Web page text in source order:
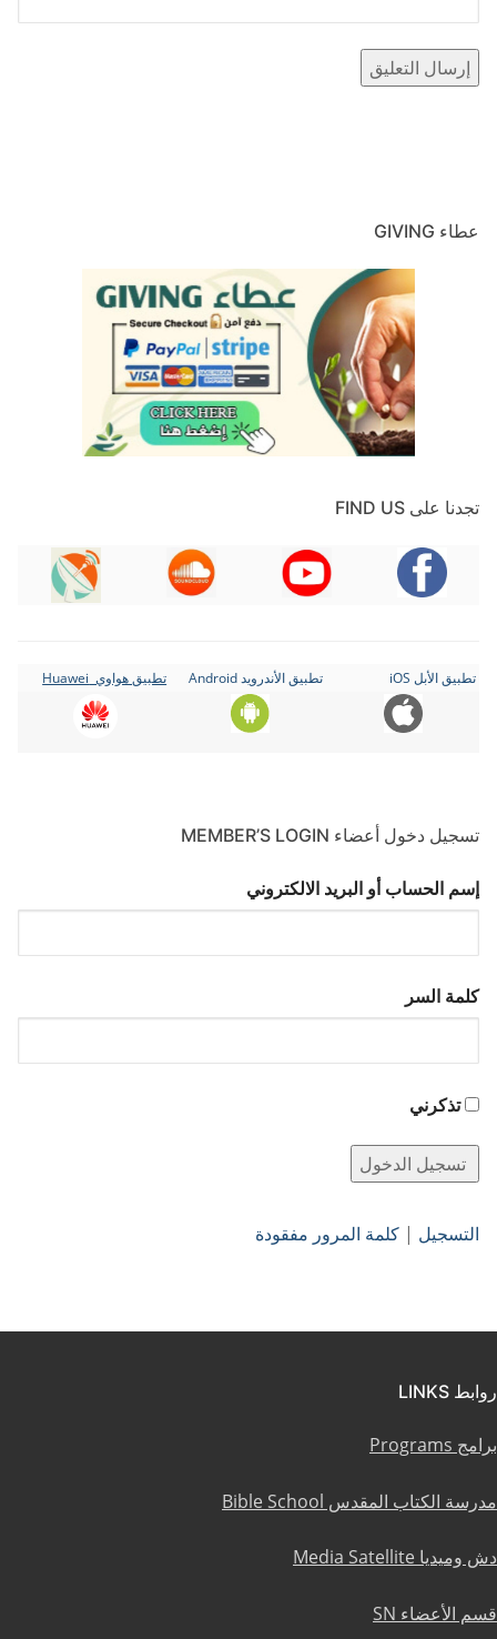
عطاء GIVING
تجدنا على FIND US
تطبيق الأبل iOS تطبيق الأندرويد Android تطبيق هواوي Huawei
تسجيل دخول أعضاء MEMBER’S LOGIN
إسم الحساب أو البريد الالكتروني
كلمة السر
تذكرني
التسجيل | كلمة المرور مفقودة
روابط LINKS
برامج Programs
مدرسة الكتاب المقدس Bible School
دش وميديا Media Satellite
قسم الأعضاء SN